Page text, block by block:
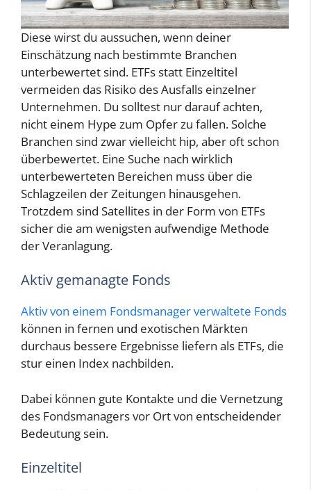
Diese wirst du aussuchen, wenn deiner
Einschätzung nach bestimmte Branchen
unterbewertet sind. ETFs statt Einzeltitel
vermeiden das Risiko des Ausfalls einzelner
Unternehmen. Du solltest nur darauf achten,
nicht einem Hype zum Opfer zu fallen. Solche
Branchen sind zwar vielleicht hip, aber oft schon
überbewertet. Eine Suche nach wirklich
unterbewerteten Bereichen muss über die
Schlagzeilen der Zeitungen hinausgehen.
Trotzdem sind Satellites in der Form von ETFs
sicher die am wenigsten aufwendige Methode
der Veranlagung.
Aktiv gemanagte Fonds
Aktiv von einem Fondsmanager verwaltete Fonds
können in fernen und exotischen Märkten
durchaus bessere Ergebnisse liefern als ETFs, die
stur einen Index nachbilden.
Dabei können gute Kontakte und die Vernetzung
des Fondsmanagers vor Ort von entscheidender
Bedeutung sein.
Einzeltitel